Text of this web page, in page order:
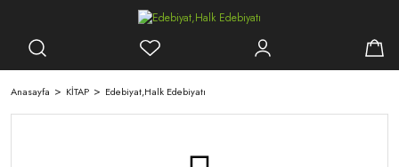
Anasayfa KİTAP Edebiyat,Halk Edebiyatı